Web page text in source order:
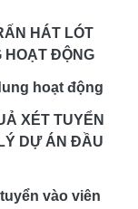
HÁT LÓT
HOẠT ĐỘNG
hoạt động
XÉT TUYỂN
DỰ ÁN ĐẦU
vào viên